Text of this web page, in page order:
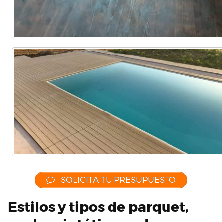
SOLICITA TU PRESUPUESTO
Estilos y tipos de parquet,